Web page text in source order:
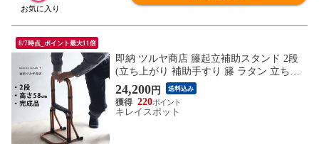
8/7時点_ポイント最大11倍
即納 ツルヤ商店 籐起立補助スタンド 2段
(立ち上がり 補助手すり 籐 ラタン 立ち上
がり手すり 立ち上がり補助器具 つかまり
スタンド 座り 補助 介護 つかまり 立ち 大
人 手すり つかまり立ち 介護用品 転倒防
24,200円 送料込み
220
キレイスポット